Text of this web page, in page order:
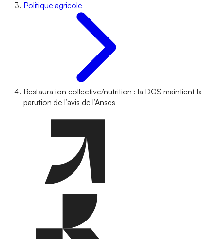
Politique agricole
Restauration collective/nutrition : la DGS maintient la
parution de l’avis de l’Anses